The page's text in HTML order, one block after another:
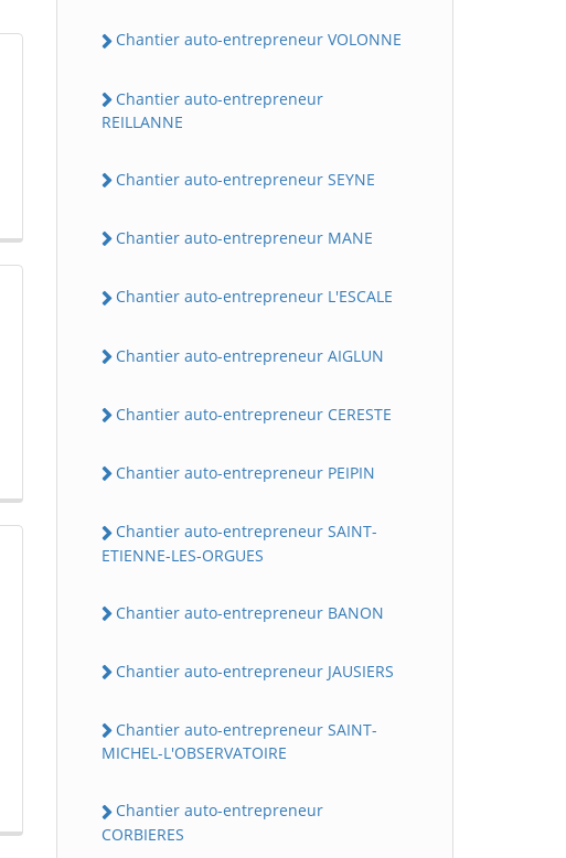
Chantier auto-entrepreneur VOLONNE
Chantier auto-entrepreneur
REILLANNE
Chantier auto-entrepreneur SEYNE
Chantier auto-entrepreneur MANE
Chantier auto-entrepreneur L'ESCALE
Chantier auto-entrepreneur AIGLUN
Chantier auto-entrepreneur CERESTE
Chantier auto-entrepreneur PEIPIN
Chantier auto-entrepreneur SAINT-
ETIENNE-LES-ORGUES
Chantier auto-entrepreneur BANON
Chantier auto-entrepreneur JAUSIERS
Chantier auto-entrepreneur SAINT-
MICHEL-L'OBSERVATOIRE
Chantier auto-entrepreneur
CORBIERES